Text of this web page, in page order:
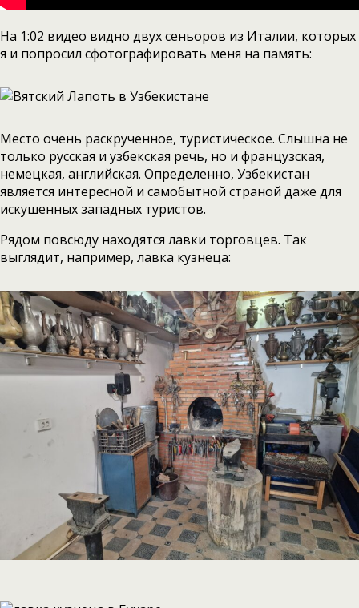
На 1:02 видео видно двух сеньоров из Италии, которых
я и попросил сфотографировать меня на память:
Место очень раскрученное, туристическое. Слышна не
только русская и узбекская речь, но и французская,
немецкая, английская. Определенно, Узбекистан
является интересной и самобытной страной даже для
искушенных западных туристов.
Рядом повсюду находятся лавки торговцев. Так
выглядит, например, лавка кузнеца: